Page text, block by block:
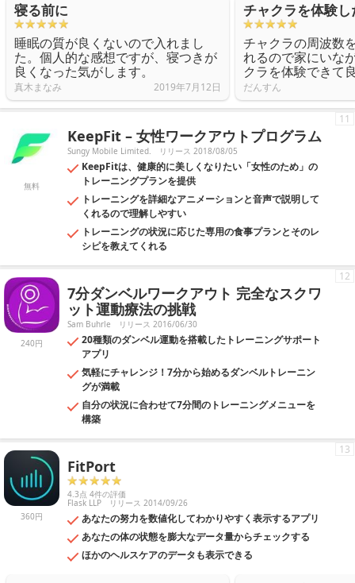
寝る前に
睡眠の質が良くないので入れまし
た。個人的な感想ですが、寝つきが
良くなった気がします。
真木まなみ 2019年7月12日
チャクラを体験
チャクラの周波数
れるので家にいな
クラを体験できて
だんすん
無料
KeepFit – 女性ワークアウトプログラム
Sungy Mobile Limited. リリース 2018/08/05
KeepFitは、健康的に美しくなりたい「女性のため」の
トレーニングプランを提供
トレーニングを詳細なアニメーションと音声で説明して
くれるので理解しやすい
トレーニングの状況に応じた専用の食事プランとそのレ
シピを教えてくれる
11
240円
7分ダンベルワークアウト 完全なスクワ
ット運動療法の挑戦
Sam Buhrle リリース 2016/06/30
20種類のダンベル運動を搭載したトレーニングサポート
アプリ
気軽にチャレンジ！7分から始めるダンベルトレーニン
グが満載
自分の状況に合わせて7分間のトレーニングメニューを
構築
12
360円
FitPort
4.3点 4件の評価
Flask LLP リリース 2014/09/26
あなたの努力を数値化してわかりやすく表示するアプリ
あなたの体の状態を膨大なデータ量からチェックする
ほかのヘルスケアのデータも表示できる
13